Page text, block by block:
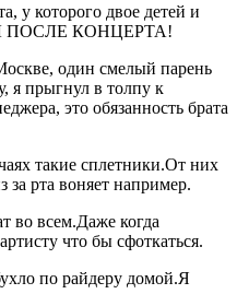
у которого двое детей и
ПОСЛЕ КОНЦЕРТА!
один смелый парень
я прыгнул в толпу к
это обязанность брата
такие сплетники.От них
за рта воняет например.
во всем.Даже когда
что бы сфоткаться.
по райдеру домой.Я